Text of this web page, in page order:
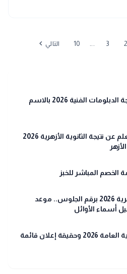
2
3
...
10 التاليchevron_left
أعرف درجاتك عندنا.. نتيجة الدبلومات الفنية 2026 بالاسم
رابط شغال الآن.. استعلم عن نتيجة الثانوية الأزهرية 2026
المباشر للخبز
رابط نتيجة الثانوية الأزهرية 2026 برقم الجلوس.. موعد
أسماء الأوائل
موعد حسم نتيجة الثانوية العامة 2026 وحقيقة إعلان قائمة